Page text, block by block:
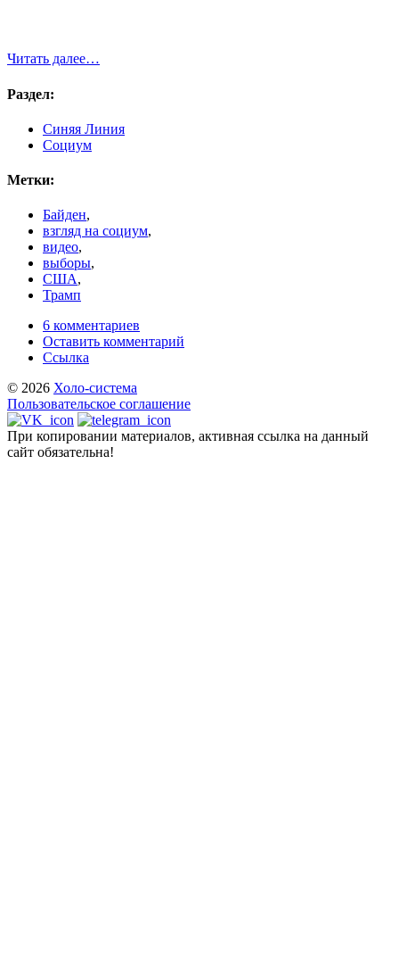
Читать далее…
Раздел:
Синяя Линия
Социум
Метки:
Байден,
взгляд на социум,
видео,
выборы,
США,
Трамп
6 комментариев
Оставить комментарий
Ссылка
© 2026 Холо-система
Пользовательское соглашение
При копировании материалов, активная ссылка на данный
сайт обязательна!